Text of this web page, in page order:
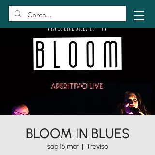
BLOOM IN BLUES
sab 16 mar
  |
Treviso